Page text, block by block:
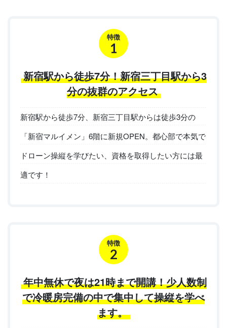
特徴
1
新宿駅から徒歩7分！新宿三丁目駅から3
分の抜群のアクセス
新宿駅から徒歩7分、新宿三丁目駅からは徒歩3分の
「新宿マルイメン」6階に新規OPEN。都心部で本気で
ドローン操縦を学びたい、資格を取得したい方には最
適です！
特徴
2
年中無休で夜は21時まで開講！少人数制
で冷暖房完備の中で集中して操縦を学べ
ます。